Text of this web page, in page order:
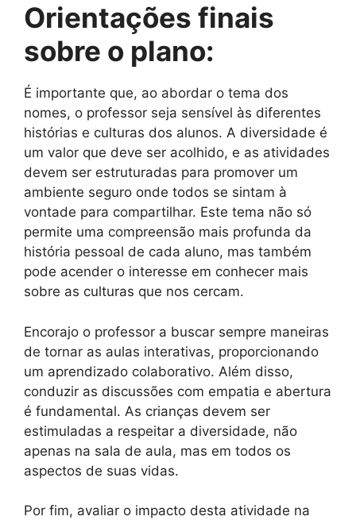
Orientações finais
sobre o plano:
É importante que, ao abordar o tema dos
nomes, o professor seja sensível às diferentes
histórias e culturas dos alunos. A diversidade é
um valor que deve ser acolhido, e as atividades
devem ser estruturadas para promover um
ambiente seguro onde todos se sintam à
vontade para compartilhar. Este tema não só
permite uma compreensão mais profunda da
história pessoal de cada aluno, mas também
pode acender o interesse em conhecer mais
sobre as culturas que nos cercam.
Encorajo o professor a buscar sempre maneiras
de tornar as aulas interativas, proporcionando
um aprendizado colaborativo. Além disso,
conduzir as discussões com empatia e abertura
é fundamental. As crianças devem ser
estimuladas a respeitar a diversidade, não
apenas na sala de aula, mas em todos os
aspectos de suas vidas.
Por fim, avaliar o impacto desta atividade na